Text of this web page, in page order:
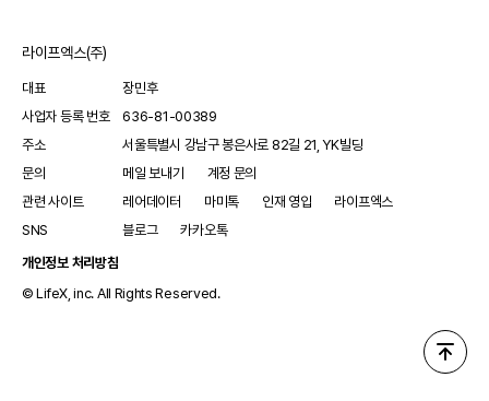
라이프엑스(주)
대표
장민후
사업자 등록 번호
636-81-00389
주소
서울특별시 강남구 봉은사로 82길 21, YK빌딩
문의
메일 보내기
계정 문의
관련 사이트
레어데이터 마미톡 인재 영입
라이프엑스
SNS
블로그
카카오톡
개인정보 처리방침
© LifeX, inc. All Rights Reserved.